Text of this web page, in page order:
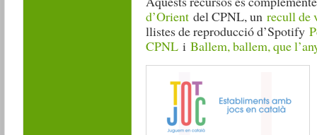
d’Orientdel CPNL, un recull de
llistes de reproducció d’Spotify
CPNLi Ballem, ballem, que